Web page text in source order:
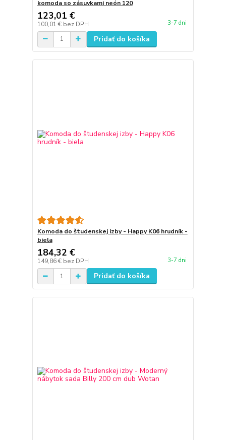
komoda so zásuvkami neón 120
123,01 €
100,01 € bez DPH 3-7 dni
Pridať do košíka
Komoda do študenskej izby - Happy K06 hrudník -
biela
184,32 €
149,86 € bez DPH 3-7 dni
Pridať do košíka